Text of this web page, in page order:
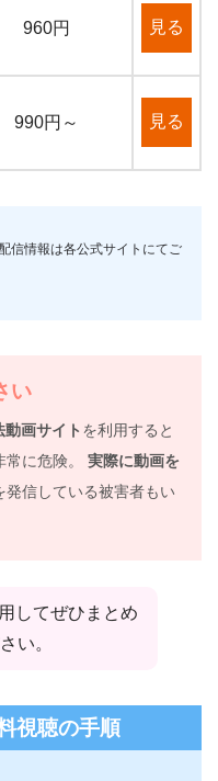
960円 見る
990円～ 見る
信情報は各公式サイトにてご
い
画サイト を利用すると
に危険。 実際に動画を
発信している被害者もい
してぜひまとめ
い。
視聴の手順